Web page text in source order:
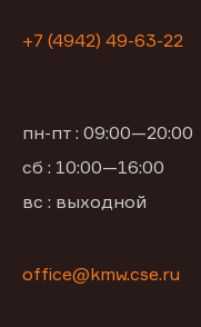
+7 (4942) 49-63-22
пн-пт : 09:00—20:00
сб : 10:00—16:00
вс : выходной
office@kmw.cse.ru